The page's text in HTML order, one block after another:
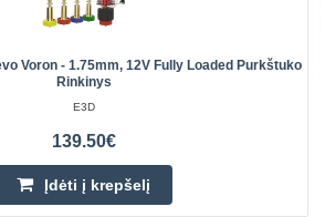
Voron - 1.75mm, 12V Fully Loaded Purkštuko
Rinkinys
E3D
139.50€
Įdėti į krepšelį